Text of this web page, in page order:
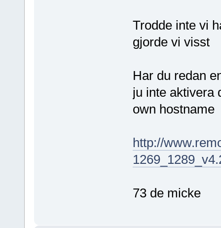
Trodde inte vi
gjorde vi visst
Har du redan
ju inte aktivera
own hostname
http://
73 de micke